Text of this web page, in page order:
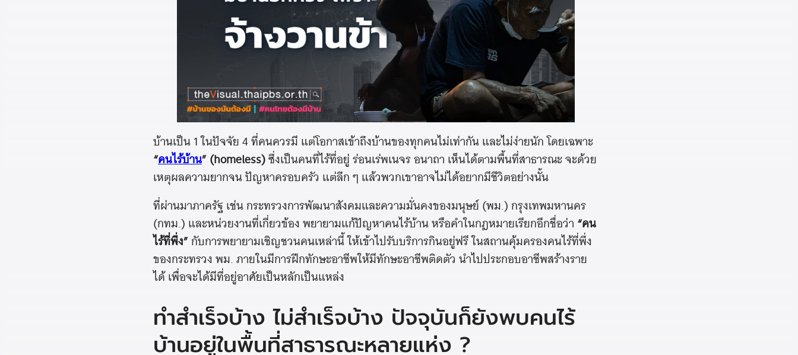
บ้านเป็น 1 ในปัจจัย 4 ที่คนควรมี แต่โอกาสเข้าถึงบ้านของทุกคนไม่เท่ากัน และไม่ง่ายนัก โดยเฉพาะ
“คนไร้บ้าน” (homeless)ซึ่งเป็นคนที่ไร้ที่อยู่ ร่อนเร่พเนจร อนาถา เห็นได้ตามพื้นที่สาธารณะ จะด้วย
เหตุผลความยากจน ปัญหาครอบครัว แต่ลึก ๆ แล้วพวกเขาอาจไม่ได้อยากมีชีวิตอย่างนั้น
ที่ผ่านมาภาครัฐ เช่น กระทรวงการพัฒนาสังคมและความมั่นคงของมนุษย์ (พม.) กรุงเทพมหานคร
(กทม.) และหน่วยงานที่เกี่ยวข้อง พยายามแก้ปัญหาคนไร้บ้าน หรือคำในกฎหมายเรียกอีกชื่อว่า “คน
ไร้ที่พึ่ง”กับการพยายามเชิญชวนคนเหล่านี้ ให้เข้าไปรับบริการกินอยู่ฟรี ในสถานคุ้มครองคนไร้ที่พึ่ง
ของกระทรวง พม. ภายในมีการฝึกทักษะอาชีพให้มีทักษะอาชีพติดตัว นำไปประกอบอาชีพสร้างราย
ได้ เพื่อจะได้มีที่อยู่อาศัยเป็นหลักเป็นแหล่ง
ทำสำเร็จบ้าง ไม่สำเร็จบ้าง ปัจจุบันก็ยังพบคนไร้
บ้านอยู่ในพื้นที่สาธารณะหลายแห่ง ?